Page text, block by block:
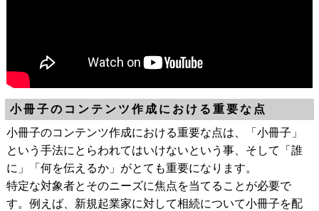
小冊子のコンテンツ作成における重要な点
小冊子のコンテンツ作成における重要な点は、「小冊子」
という手法にとらわれてはいけないという事、そして「誰
に」「何を伝えるか」がとても重要になります。
特定な対象者とそのニーズに焦点を当てることが必要で
す。例えば、新規起業家に対して相続について小冊子を配